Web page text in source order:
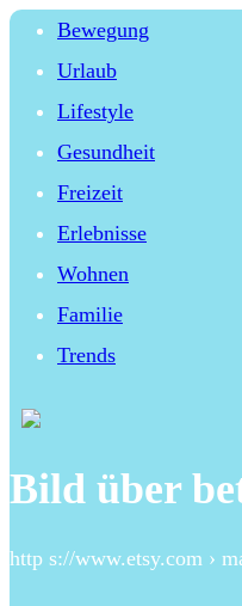
Bewegung
Urlaub
Lifestyle
Gesundheit
Freizeit
Erlebnisse
Wohnen
Familie
Trends
Bild über
http s://www.etsy.com ›